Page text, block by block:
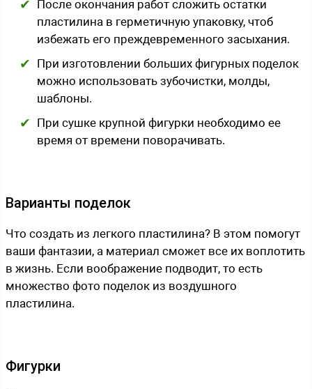
После окончания работ сложить остатки
пластилина в герметичную упаковку, чтоб
избежать его преждевременного засыхания.
При изготовлении больших фигурных поделок
можно использовать зубочистки, молды,
шаблоны.
При сушке крупной фигурки необходимо ее
время от времени поворачивать.
Варианты поделок
Что создать из легкого пластилина? В этом помогут
ваши фантазии, а материал сможет все их воплотить
в жизнь. Если воображение подводит, то есть
множество фото поделок из воздушного
пластилина.
Фигурки